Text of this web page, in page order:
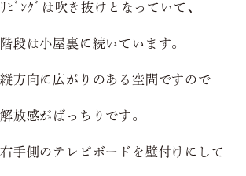
ﾘﾋﾞﾝｸﾞは吹き抜けとなっていて、
階段は小屋裏に続いています。
縦方向に広がりのある空間ですので
解放感がばっちりです。
右手側のテレビボードを壁付けにして